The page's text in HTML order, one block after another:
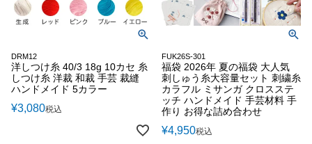
DRM12
洋しつけ糸 40/3 18g 10カセ 糸
しつけ糸 洋裁 和裁 手芸 裁縫
ハンドメイド 5カラー
¥3,080税込
FUK26S-301
福袋 2026年 夏の福袋 大人気
刺しゅう糸大容量セット 刺繍糸
カラフル ミサンガ クロスステ
ッチ ハンドメイド 手芸材料 手
作り お得な詰め合わせ
¥4,950税込